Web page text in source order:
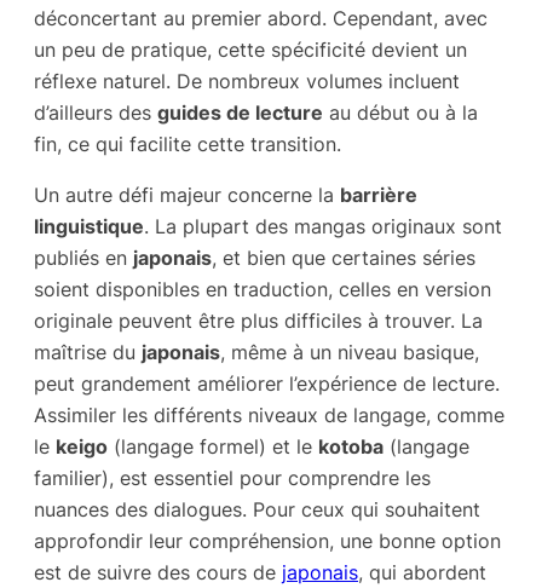
déconcertant au premier abord. Cependant, avec
un peu de pratique, cette spécificité devient un
réflexe naturel. De nombreux volumes incluent
d’ailleurs des guides de lecture au début ou à la
fin, ce qui facilite cette transition.
Un autre défi majeur concerne la barrière
linguistique. La plupart des mangas originaux sont
publiés en japonais, et bien que certaines séries
soient disponibles en traduction, celles en version
originale peuvent être plus difficiles à trouver. La
maîtrise du japonais, même à un niveau basique,
peut grandement améliorer l’expérience de lecture.
Assimiler les différents niveaux de langage, comme
le keigo (langage formel) et le kotoba (langage
familier), est essentiel pour comprendre les
nuances des dialogues. Pour ceux qui souhaitent
approfondir leur compréhension, une bonne option
est de suivre des cours de japonais, qui abordent